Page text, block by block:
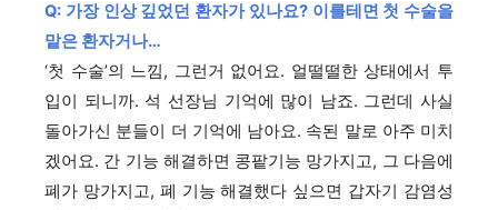
Q: 가장 인상 깊었던 환자가 있나요? 이를테면 첫 수술을
맡은 환자거나…
‘첫 수술’의 느낌, 그런거 없어요. 얼떨떨한 상태에서 투
입이 되니까. 석 선장님 기억에 많이 남죠. 그런데 사실
돌아가신 분들이 더 기억에 남아요. 속된 말로 아주 미치
겠어요. 간 기능 해결하면 콩팥기능 망가지고, 그 다음에
폐가 망가지고, 폐 기능 해결했다 싶으면 갑자기 감염성